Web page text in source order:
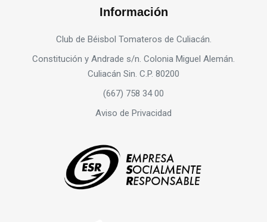
Información
Club de Béisbol Tomateros de Culiacán.
Constitución y Andrade s/n. Colonia Miguel Alemán.
Culiacán Sin. C.P. 80200
(667) 758 34 00
Aviso de Privacidad